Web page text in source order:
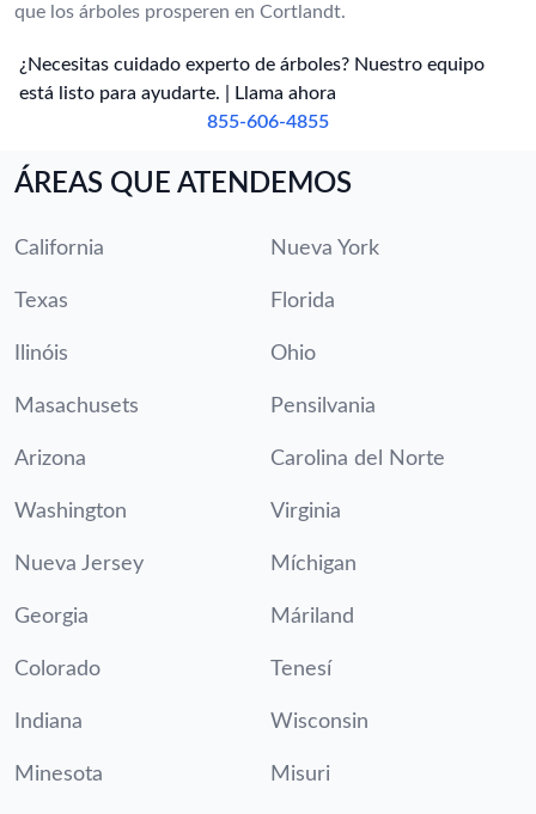
que los árboles prosperen en Cortlandt.
¿Necesitas cuidado experto de árboles? Nuestro equipo
está listo para ayudarte. | Llama ahora
855-606-4855
ÁREAS QUE ATENDEMOS
California Nueva York
Texas Florida
Ilinóis Ohio
Masachusets Pensilvania
Arizona Carolina del Norte
Washington Virginia
Nueva Jersey Míchigan
Georgia Máriland
Colorado Tenesí
Indiana Wisconsin
Minesota Misuri